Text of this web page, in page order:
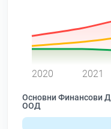
2020 2021
Основни Финансови
ООД